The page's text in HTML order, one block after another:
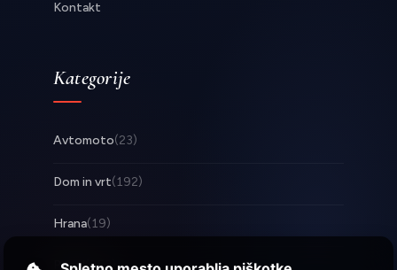
Kontakt
Kategorije
Avtomoto(23)
Dom in vrt(192)
Hrana(19)
Posel(253)